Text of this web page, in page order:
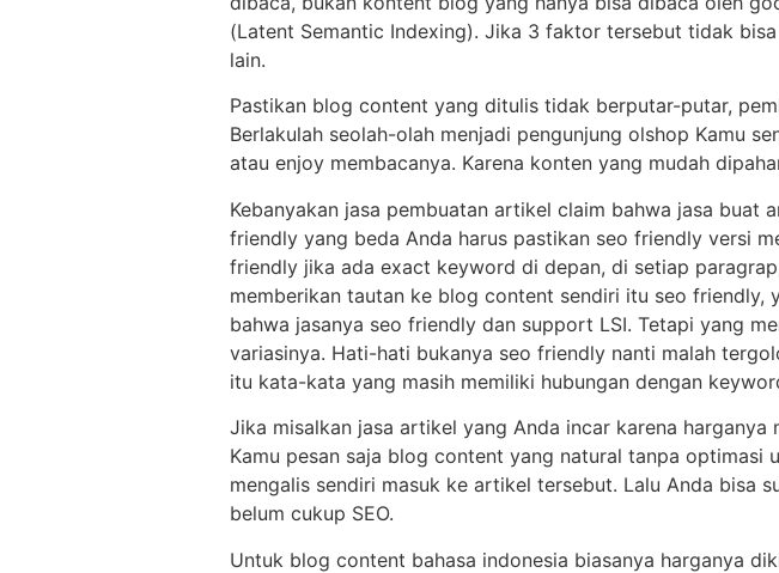
(Latent Semantic Indexing). Jika 3 faktor tersebut tidak
lain.
Pastikan blog content yang ditulis tidak berputar-putar,
Berlakulah seolah-olah menjadi pengunjung olshop Kamu
atau enjoy membacanya. Karena konten yang mudah
Kebanyakan jasa pembuatan artikel claim bahwa jasa buat
friendly yang beda Anda harus pastikan seo friendly versi
friendly jika ada exact keyword di depan, di setiap
memberikan tautan ke blog content sendiri itu seo friendly,
bahwa jasanya seo friendly dan support LSI. Tetapi yang
variasinya. Hati-hati bukanya seo friendly nanti malah
itu kata-kata yang masih memiliki hubungan dengan
Jika misalkan jasa artikel yang Anda incar karena
Kamu pesan saja blog content yang natural tanpa optimasi
mengalis sendiri masuk ke artikel tersebut. Lalu Anda bisa
belum cukup SEO.
Untuk blog content bahasa indonesia biasanya harganya